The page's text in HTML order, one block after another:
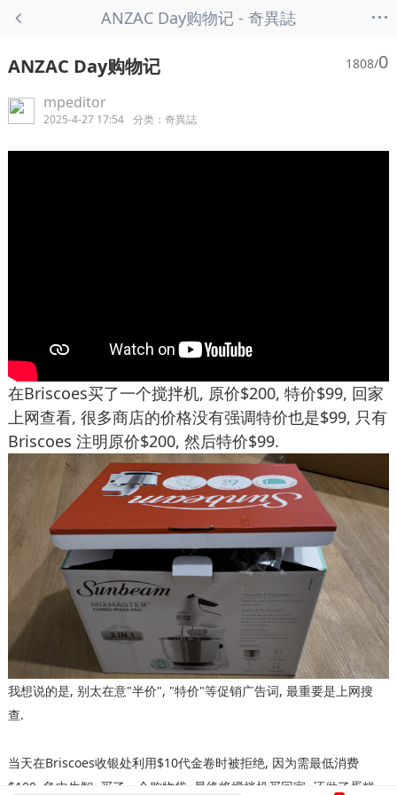
ANZAC Day购物记 - 奇異誌 ...
ANZAC Day购物记 1808/0
mpeditor
2025-4-27 17:54 分类： 奇異誌
在Briscoes买了一个搅拌机, 原价$200, 特价$99, 回家
上网查看, 很多商店的价格没有强调特价也是$99, 只有
Briscoes 注明原价$200, 然后特价$99.
我想说的是, 别太在意"半价", "特价"等促销广告词, 最重要是上网搜
查.
当天在Briscoes收银处利用$10代金卷时被拒绝, 因为需最低消费
$100, 急中生智, 买了一个购物袋, 最终将搅拌机买回家, 还做了蛋糕.